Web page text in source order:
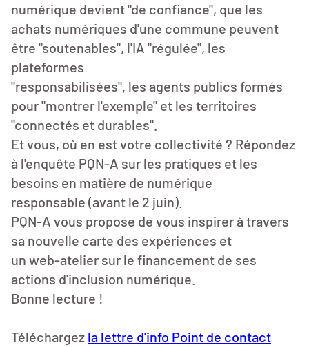
numérique devient "de confiance", que les
achats numériques d'une commune peuvent
être "soutenables", l'IA "régulée", les
plateformes
"responsabilisées", les agents publics formés
pour "montrer l'exemple" et les territoires
"connectés et durables".
Et vous, où en est votre collectivité ? Répondez
à l'enquête PQN-A sur les pratiques et les
besoins en matière de numérique
responsable (avant le 2 juin).
PQN-A vous propose de vous inspirer à travers
sa nouvelle carte des expériences et
un web-atelier sur le financement de ses
actions d'inclusion numérique.
Bonne lecture !
Téléchargez la lettre d'info Point de contact